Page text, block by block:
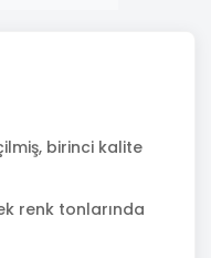
birinci kalite
renk tonlarında